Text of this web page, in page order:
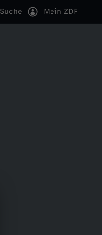
Suche Mein ZDF